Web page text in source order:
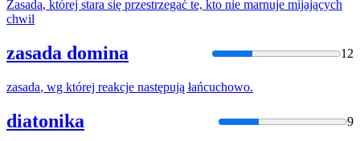
Zasada, której stara się przestrzegać te, kto nie marnuje mijających
chwil
zasada domina 12
zasada, wg której reakcje następują łańcuchowo.
diatonika 9